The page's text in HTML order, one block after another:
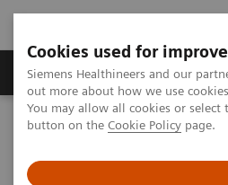
Cookies used for
Siemens Healthineers and our
out more about how we use
You may allow all cookies or
button on the Cookie Policy page.
Produits & services
Accueil
Solutions digitales pour le